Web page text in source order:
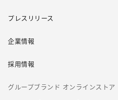
プレスリリース
企業情報
採用情報
グループブランド オンラインストア